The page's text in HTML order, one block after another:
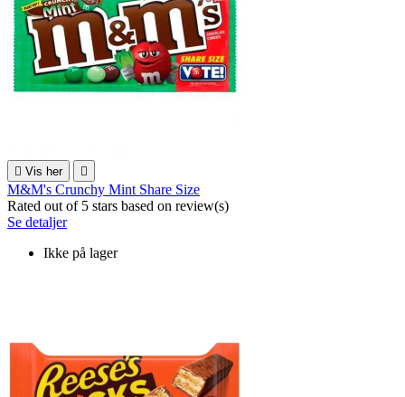
 Vis her 
M&M's Crunchy Mint Share Size
Rated out of 5 stars based on review(s)
Se detaljer
Ikke på lager